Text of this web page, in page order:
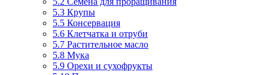
5.3 Крупы
5.5 Консервация
5.6 Клетчатка и отруби
5.7 Растительное масло
5.8 Мука
5.9 Орехи и сухофрукты